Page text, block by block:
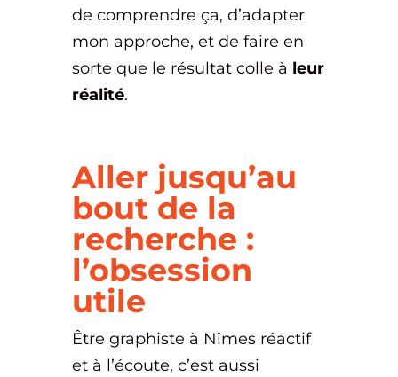
de comprendre ça, d’adapter
mon approche, et de faire en
sorte que le résultat colle à leur
réalité.
Aller jusqu’au
bout de la
recherche :
l’obsession
utile
Être graphiste à Nîmes réactif
et à l’écoute, c’est aussi